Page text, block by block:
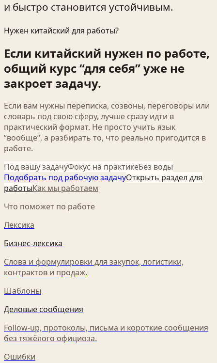
и быстро становится устойчивым.
Нужен китайский для работы?
Если китайский нужен по работе,
общий курс “для себя” уже не
закроет задачу.
Если вам нужны переписка, созвоны, переговоры или
словарь под свою сферу, лучше сразу идти в
практический формат. Не просто учить язык
“вообще”, а разбирать то, что реально пригодится в
работе.
Под вашу задачуФокус на практикеБез воды
Подобрать под рабочую задачуОткрыть раздел для
работыКак мы работаем
Что поможет по работе
Лексика
Бизнес-лексика
Слова и формулировки для закупок, логистики,
контрактов и продаж.
Шаблоны
Деловые сообщения
Follow-up, протоколы, письма и короткие сообщения
без тяжёлого официоза.
Ошибки